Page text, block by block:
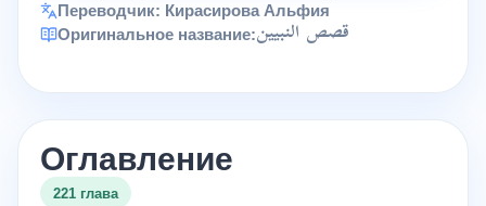
Переводчик: Кирасирова Альфия
Оригинальное название:قصص النبيين
Оглавление
221 глава